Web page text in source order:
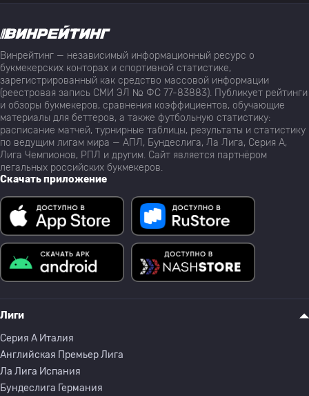
Винрейтинг — независимый информационный ресурс о
букмекерских конторах и спортивной статистике,
зарегистрированный как средство массовой информации
(реестровая запись СМИ ЭЛ № ФС 77-83883). Публикует рейтинги
и обзоры букмекеров, сравнения коэффициентов, обучающие
материалы для беттеров, а также футбольную статистику:
расписание матчей, турнирные таблицы, результаты и статистику
по ведущим лигам мира — АПЛ, Бундеслига, Ла Лига, Серия А,
Лига Чемпионов, РПЛ и другим. Сайт является партнёром
легальных российских букмекеров.
Скачать приложение
Лиги
Серия A Италия
Английская Премьер Лига
Ла Лига Испания
Бундеслига Германия